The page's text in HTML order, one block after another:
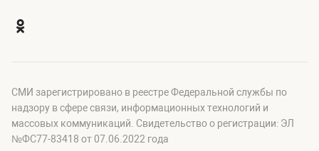
СМИ зарегистрировано в реестре Федеральной службы по
надзору в сфере связи, информационных технологий и
массовых коммуникаций. Свидетельство о регистрации: ЭЛ
№ФС77-83418 от 07.06.2022 года